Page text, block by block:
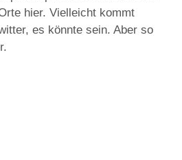
hier. Vielleicht kommt
es könnte sein. Aber so